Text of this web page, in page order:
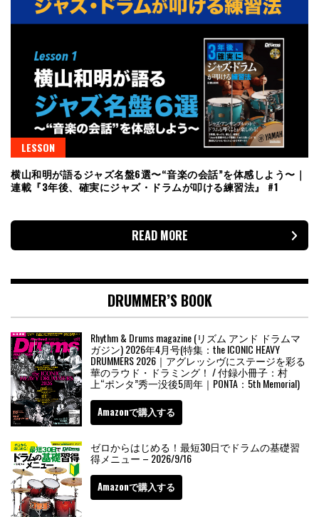
LESSON
横山和明が語るジャズ名盤6選〜“音楽の会話”を体感しよう〜｜
連載『3年後、確実にジャズ・ドラムが叩ける練習法』 #1
READ MORE
DRUMMER’S BOOK
Rhythm & Drums magazine (リズム アンド ドラムマ
ガジン) 2026年4月号(特集：the ICONIC HEAVY
DRUMMERS 2026｜アグレッシヴにステージを彩る
華のラウド・ドラミング！ / 付録小冊子：村
上“ポンタ”秀一没後5周年｜PONTA：5th Memorial)
Amazonで購入する
ゼロからはじめる！最短30日でドラムの基礎習
得メニュー – 2026/9/16
Amazonで購入する